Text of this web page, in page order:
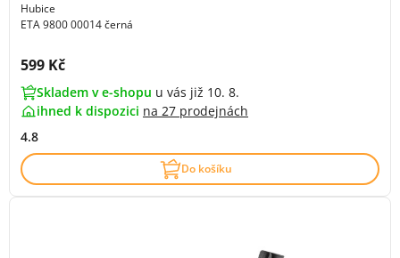
Hubice
ETA 9800 00014 černá
Cena s DPH:
599 Kč
Skladem v e-shopu u vás již 10. 8.
ihned k dispozici na 27 prodejnách
4.8
Do košíku